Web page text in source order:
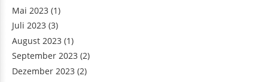
(3)
August 2023
September 2023
Dezember 2023